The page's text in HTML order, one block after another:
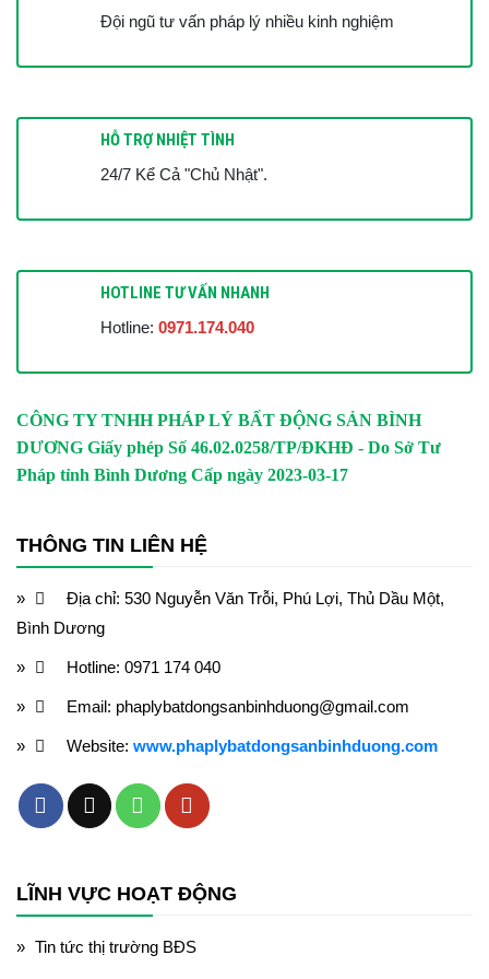
Đội ngũ tư vấn pháp lý nhiều kinh nghiệm
HỖ TRỢ NHIỆT TÌNH
24/7 Kể Cả "Chủ Nhật".
HOTLINE TƯ VẤN NHANH
Hotline: 0971.174.040
CÔNG TY TNHH PHÁP LÝ BẤT ĐỘNG SẢN BÌNH
DƯƠNG Giấy phép Số 46.02.0258/TP/ĐKHĐ - Do Sở Tư
Pháp tỉnh Bình Dương Cấp ngày 2023-03-17
THÔNG TIN LIÊN HỆ
Địa chỉ: 530 Nguyễn Văn Trỗi, Phú Lợi, Thủ Dầu Một,
Bình Dương
Hotline: 0971 174 040
Email: phaplybatdongsanbinhduong@gmail.com
Website: www.phaplybatdongsanbinhduong.com
LĨNH VỰC HOẠT ĐỘNG
Tin tức thị trường BĐS